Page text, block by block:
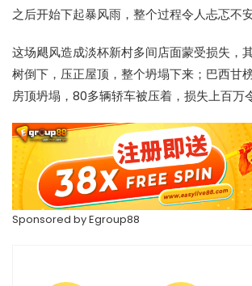
之后开始下起暴风雨，整个过程令人忐忑不安
这场飓风造成淡杯新村多间店面蒙受损失，
树倒下，压正屋顶，整个坍塌下来；巴西甘
房顶坍塌，80多辆轿车被压着，损失上百万
Sponsored byEgroup88